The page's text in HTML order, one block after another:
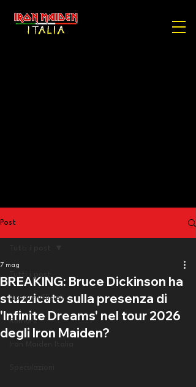
Post
Notizie ufficiali
Rumors
BREAKING: Bruce Dickinson ha
stuzzicato sulla presenza di
'Infinite Dreams' nel tour 2026
degli Iron Maiden?
7 mag